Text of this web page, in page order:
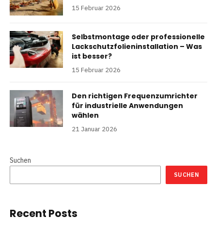
15 Februar 2026
Selbstmontage oder professionelle
Lackschutzfolieninstallation – Was
ist besser?
15 Februar 2026
Den richtigen Frequenzumrichter
für industrielle Anwendungen
wählen
21 Januar 2026
Suchen
SUCHEN
Recent Posts